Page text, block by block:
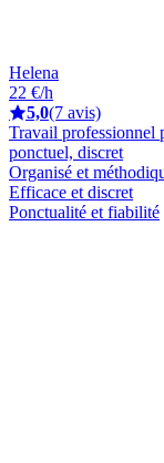
Helena
22 €/h
5,0(7 avis)
Travail professionnel
ponctuel, discret
Organisé et
Efficace et discret
Ponctualité et fiabilité